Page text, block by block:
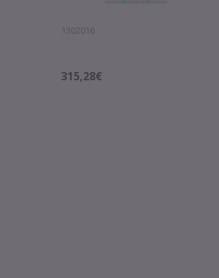
1302016
315,28€